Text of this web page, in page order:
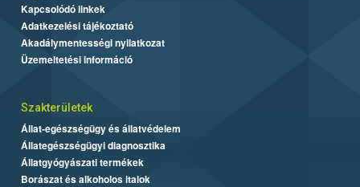
Kapcsolódó linkek
Adatkezelési tájékoztató
Akadálymentességi nyilatkozat
Üzemeltetési információ
Szakterületek
Állat-egészségügy és állatvédelem
Állategészségügyi diagnosztika
Állatgyógyászati termékek
Borászat és alkoholos italok